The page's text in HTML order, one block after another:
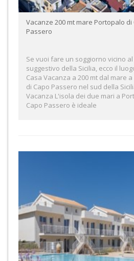
Vacanze 200 mt mare Portopalo di
Passero
Se vuoi fare un soggiorno vicino
suggestivo della Sicilia, ecco il
Casa Vacanza a 200 mt dal mare
di Capo Passero nel sud della
Vacanza L'isola dei due mari a
Capo Passero è ideale